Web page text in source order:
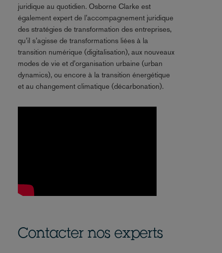
juridique au quotidien. Osborne Clarke est
également expert de l’accompagnement juridique
des stratégies de transformation des entreprises,
qu’il s’agisse de transformations liées à la
transition numérique (digitalisation), aux nouveaux
modes de vie et d’organisation urbaine (urban
dynamics), ou encore à la transition énergétique
et au changement climatique (décarbonation).
Contacter nos experts